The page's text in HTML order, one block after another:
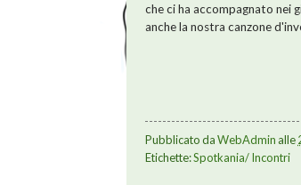
che ci ha accompagnato nei
anche la nostra canzone
Pubblicato daWebAdminalle
Etichette:Spotkania/ Incontri